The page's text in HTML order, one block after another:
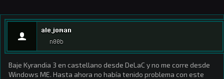
alejoman
n00b
Baje Kyrandia 3 en castellano desde DeLaC y no me corre desde
Windows ME. Hasta ahora no había tenido problema con este